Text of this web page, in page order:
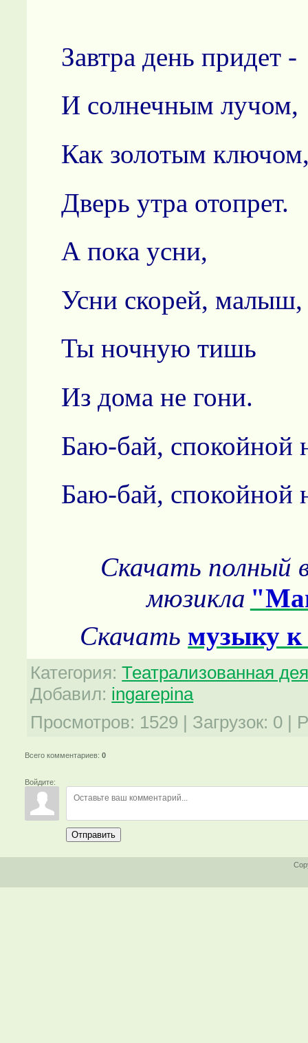
Завтра день придет -
И солнечным лучом,
Как золотым
Дверь утра отопрет.
А пока усни,
Усни скорей, малыш,
Ты ночную тишь
Из дома не гони.
Баю-бай, спокойной
Баю-бай, спокойной
Скачать полный
мюзикла
Скачать музыку
Категория: Театрализованная
Добавил: ingarepina
Просмотров: 1529 | Загрузок: 0 |
Всего комментариев:0
Войдите:
Отправить